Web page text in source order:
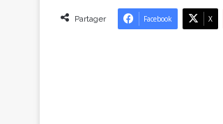
Partager Facebook X